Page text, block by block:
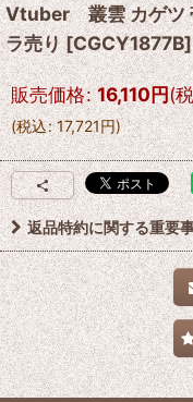
Vtuber 叢雲 カゲツ
ラ売り[CGCY1877B]
販売価格: 16,110円(
(税込: 17,721円)
返品特約に関する重要